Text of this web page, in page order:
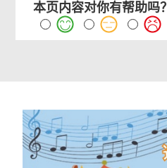
本页内容对你有帮助吗？